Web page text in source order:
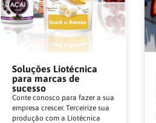
Soluções Liotécnica
para marcas de
sucesso
Conte conosco para fazer a sua
empresa crescer. Terceirize sua
produção com a Liotécnica